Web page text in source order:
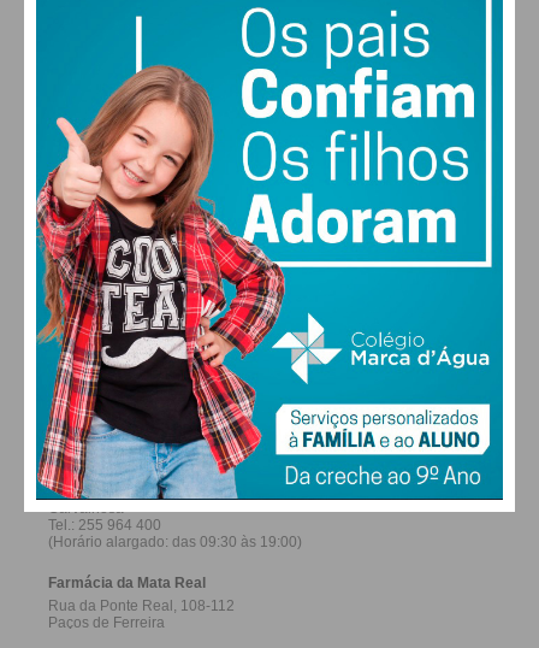
28 °
SÁB
27
DOM
28
SEG
30
TER
ALTERAR
FARMACIAS DE SERVIÇO EM PAÇOS DE
FERREIRA